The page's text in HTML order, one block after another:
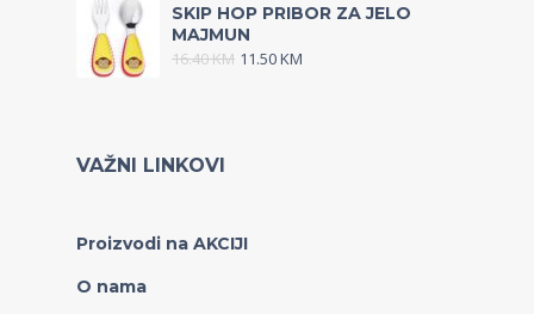
SKIP HOP PRIBOR ZA JELO
MAJMUN
16.40KM 11.50KM
VAŽNI LINKOVI
Proizvodi na AKCIJI
O nama